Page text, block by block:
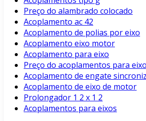
Preço do alambrado colocado
Acoplamento ac 42
Acoplamento de polias por eixo
Acoplamento eixo motor
Acoplamento para eixo
Preço do acoplamentos para
Acoplamento de engate
Acoplamento de eixo de motor
Prolongador 1 2 x 1 2
Acoplamentos para eixos